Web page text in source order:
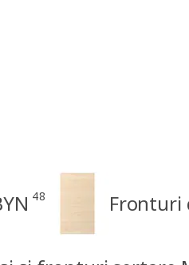
48 Fronturi